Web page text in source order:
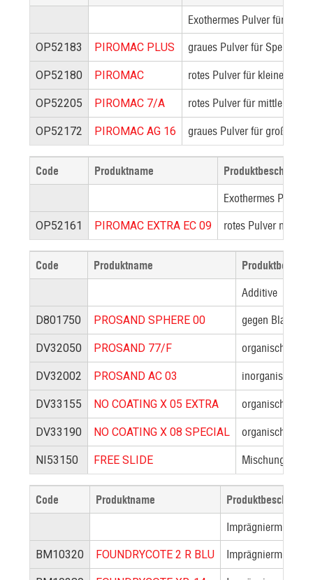
Exothermes Pulver für
OP52183 PIROMAC PLUS graues Pulver für Speiser
OP52180 PIROMAC rotes Pulver für kleine/
OP52205 PIROMAC 7/A rotes Pulver für mittlere/
OP52172 PIROMAC AG 16 graues Pulver für große
Code Produktname
Exothermes Pulver
OP52161 PIROMAC EXTRA EC 09 rotes Pulver mit
Code Produktname
Additive
D801750 PROSAND SPHERE 00 gegen
DV32050 PROSAND 77/F organisches
DV32002 PROSAND AC 03 inorganisches
DV33155 NO COATING X 05 EXTRA organisches
DV33190 NO COATING X 08 SPECIAL organisches
NI53150 FREE SLIDE Mischung mit
Code Produktname
Imprägniermittel
BM10320 FOUNDRYCOTE 2 R BLU Imprägniermittel